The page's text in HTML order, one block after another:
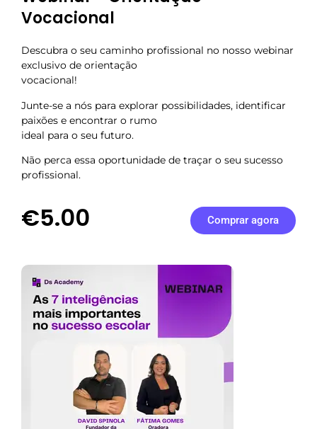
Vocacional
Descubra o seu caminho profissional no nosso webinar
exclusivo de orientação
vocacional!
Junte-se a nós para explorar possibilidades, identificar
paixões e encontrar o rumo
ideal para o seu futuro.
Não perca essa oportunidade de traçar o seu sucesso
profissional.
€5.00 Comprar agora